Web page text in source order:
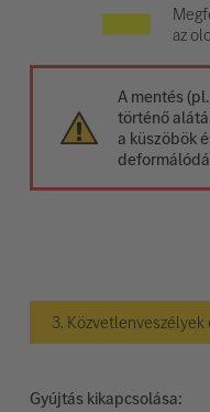
az
A mentés
történő
a küszöbök
3.
Gyújtás kikapcsolása: